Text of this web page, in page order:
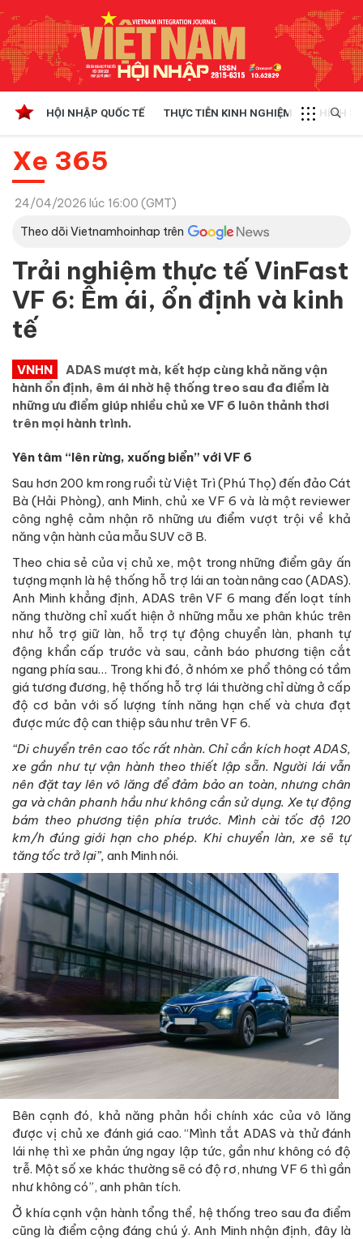
HỘI NHẬP QUỐC TẾ THỰC TIỄN KINH NGHIỆM CHÍNH
Xe 365
24/04/2026 lúc 16:00 (GMT)
Theo dõi Vietnamhoinhap trên
Trải nghiệm thực tế VinFast
VF 6: Êm ái, ổn định và kinh
tế
VNHN
ADAS mượt mà, kết hợp cùng khả năng vận
hành ổn định, êm ái nhờ hệ thống treo sau đa điểm là
những ưu điểm giúp nhiều chủ xe VF 6 luôn thảnh thơi
trên mọi hành trình.
Yên tâm “lên rừng, xuống biển” với VF 6
Sau hơn 200 km rong ruổi từ Việt Trì (Phú Thọ) đến đảo Cát
Bà (Hải Phòng), anh Minh, chủ xe VF 6 và là một reviewer
công nghệ cảm nhận rõ những ưu điểm vượt trội về khả
năng vận hành của mẫu SUV cỡ B.
Theo chia sẻ của vị chủ xe, một trong những điểm gây ấn
tượng mạnh là hệ thống hỗ trợ lái an toàn nâng cao (ADAS).
Anh Minh khẳng định, ADAS trên VF 6 mang đến loạt tính
năng thường chỉ xuất hiện ở những mẫu xe phân khúc trên
như hỗ trợ giữ làn, hỗ trợ tự động chuyển làn, phanh tự
động khẩn cấp trước và sau, cảnh báo phương tiện cắt
ngang phía sau… Trong khi đó, ở nhóm xe phổ thông có tầm
giá tương đương, hệ thống hỗ trợ lái thường chỉ dừng ở cấp
độ cơ bản với số lượng tính năng hạn chế và chưa đạt
được mức độ can thiệp sâu như trên VF 6.
“Di chuyển trên cao tốc rất nhàn. Chỉ cần kích hoạt ADAS,
xe gần như tự vận hành theo thiết lập sẵn. Người lái vẫn
nên đặt tay lên vô lăng để đảm bảo an toàn, nhưng chân
ga và chân phanh hầu như không cần sử dụng. Xe tự động
bám theo phương tiện phía trước. Mình cài tốc độ 120
km/h đúng giới hạn cho phép. Khi chuyển làn, xe sẽ tự
tăng tốc trở lại”, anh Minh nói.
Bên cạnh đó, khả năng phản hồi chính xác của vô lăng
được vị chủ xe đánh giá cao. “Mình tắt ADAS và thử đánh
lái nhẹ thì xe phản ứng ngay lập tức, gần như không có độ
trễ. Một số xe khác thường sẽ có độ rơ, nhưng VF 6 thì gần
như không có”, anh phân tích.
Ở khía cạnh vận hành tổng thể, hệ thống treo sau đa điểm
cũng là điểm cộng đáng chú ý. Anh Minh nhận định, đây là